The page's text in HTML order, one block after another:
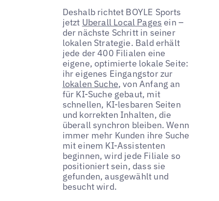
Deshalb richtet BOYLE Sports
jetzt Uberall Local Pages ein –
der nächste Schritt in seiner
lokalen Strategie. Bald erhält
jede der 400 Filialen eine
eigene, optimierte lokale Seite:
ihr eigenes Eingangstor zur
lokalen Suche, von Anfang an
für KI-Suche gebaut, mit
schnellen, KI-lesbaren Seiten
und korrekten Inhalten, die
überall synchron bleiben. Wenn
immer mehr Kunden ihre Suche
mit einem KI-Assistenten
beginnen, wird jede Filiale so
positioniert sein, dass sie
gefunden, ausgewählt und
besucht wird.